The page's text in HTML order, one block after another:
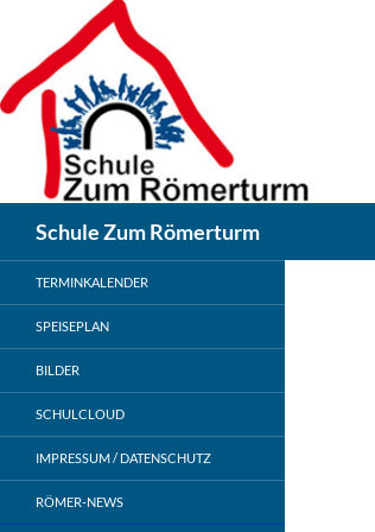
springen
Schule Zum Römerturm
TERMINKALENDER
SPEISEPLAN
BILDER
SCHULCLOUD
IMPRESSUM / DATENSCHUTZ
RÖMER-NEWS